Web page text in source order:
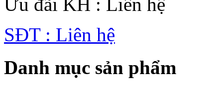
SĐT : Liên hệ
Danh mục sản phẩm